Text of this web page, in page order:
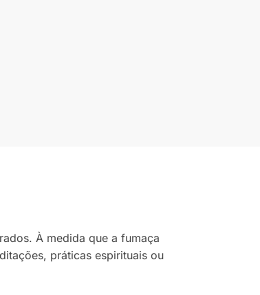
À medida que a fumaça
práticas espirituais ou